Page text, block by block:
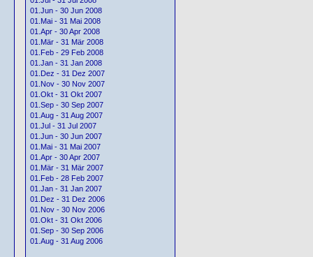
01.Jun - 30 Jun 2008
01.Mai - 31 Mai 2008
01.Apr - 30 Apr 2008
01.Mär - 31 Mär 2008
01.Feb - 29 Feb 2008
01.Jan - 31 Jan 2008
01.Dez - 31 Dez 2007
01.Nov - 30 Nov 2007
01.Okt - 31 Okt 2007
01.Sep - 30 Sep 2007
01.Aug - 31 Aug 2007
01.Jul - 31 Jul 2007
01.Jun - 30 Jun 2007
01.Mai - 31 Mai 2007
01.Apr - 30 Apr 2007
01.Mär - 31 Mär 2007
01.Feb - 28 Feb 2007
01.Jan - 31 Jan 2007
01.Dez - 31 Dez 2006
01.Nov - 30 Nov 2006
01.Okt - 31 Okt 2006
01.Sep - 30 Sep 2006
01.Aug - 31 Aug 2006